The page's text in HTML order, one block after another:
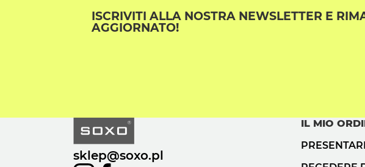
ISCRIVITI ALLA NOSTRA NEWSLETTER E
AGGIORNATO!
sklep@soxo.pl
IL MIO